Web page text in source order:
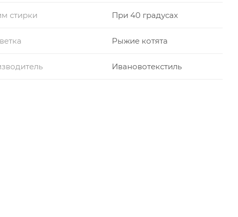
стирки При 40 градусах
Рыжие котята
Ивановотекстиль